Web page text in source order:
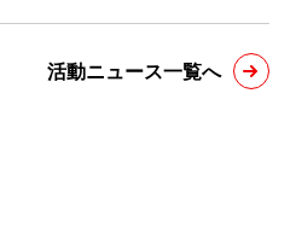
活動ニュース一覧へ